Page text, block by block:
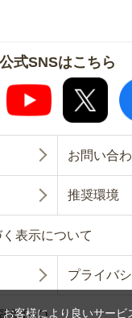
公式SNSはこちら
お問い合
推奨環境
表示について
プライバ
問FAQ
客様により良いサービ